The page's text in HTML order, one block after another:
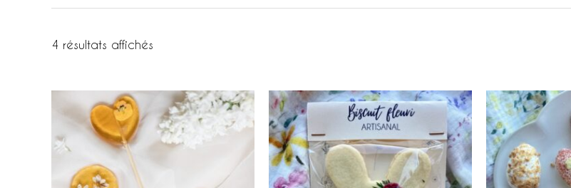
4 résultats affichés